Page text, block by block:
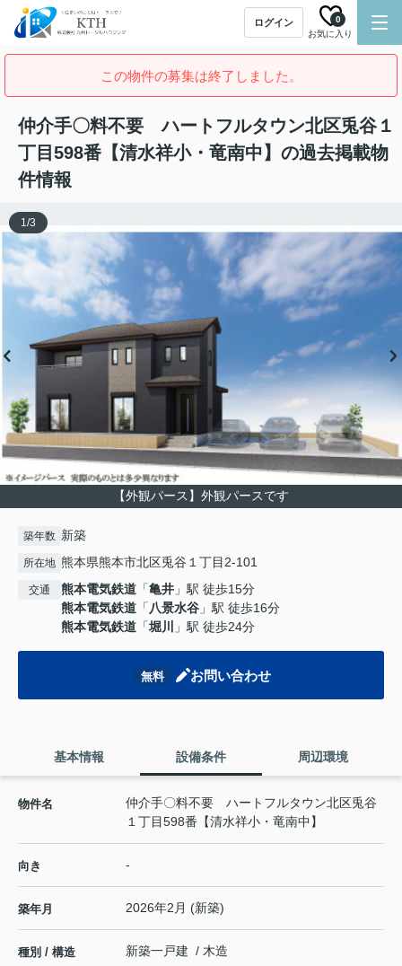
ログイン
お気に入り
0
この物件の募集は終了しました。
仲介手〇料不要 ハートフルタウン北区兎谷１
丁目598番【清水祥小・竜南中】の過去掲載物
件情報
【外観パース】外観パースです
1/3
築年数 新築
所在地 熊本県熊本市北区兎谷１丁目2-101
交通 熊本電気鉄道 「亀井 」駅 徒歩15分
熊本電気鉄道 「八景水谷 」駅 徒歩16分
熊本電気鉄道 「堀川 」駅 徒歩24分
無料 お問い合わせ
基本情報 設備条件 周辺環境
物件名
仲介手〇料不要 ハートフルタウン北区兎谷
１丁目598番【清水祥小・竜南中】
向き -
築年月 2026年2月 (新築)
種別 / 構造 新築一戸建 / 木造